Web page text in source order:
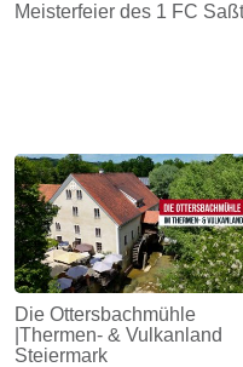
Meisterfeier des 1 FC
Die Ottersbachmühle
|Thermen- & Vulkanland
Steiermark